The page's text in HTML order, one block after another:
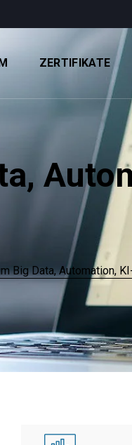
ZERTIFIKATE
Big Data, Automation,